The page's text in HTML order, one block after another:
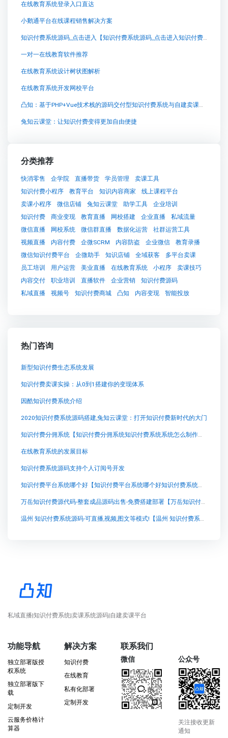
在线教育系统登录入口直达
小鹅通平台在线课程销售解决方案
知识付费系统源码_点击进入【知识付费系统源码_点击进入知识付费系统系统怎么制作，知识付费系统搭建使用教程】
一对一在线教育软件推荐
在线教育系统设计树状图解析
在线教育系统开发网校平台
凸知：基于PHP+Vue技术栈的源码交付型知识付费系统与自建卖课平台方案
兔知云课堂：让知识付费变得更加自由便捷
分类推荐
快消零售 企学院 直播带货 学员管理
卖课工具
知识付费小程序
教育平台 知识内容商家
线上课程平台
卖课小程序
微信店铺 兔知云课堂 助学工具
企业培训
知识付费
商业变现 教育直播 网校搭建 企业直播
私域流量
微信直播
网校系统 微信群直播 数据化运营
社群运营工具
视频直播
内容付费 企微SCRM 内容防盗 企业微信
教育录播
微信知识付费平台
企微助手 知识店铺 全域获客
多平台卖课
员工培训
用户运营 美业直播 在线教育系统 小程序
卖课技巧
内容交付
职业培训 直播软件 企业营销
知识付费源码
私域直播
视频号 知识付费商城 凸知 内容变现 智能投放
热门咨询
新型知识付费生态系统发展
知识付费卖课实操：从0到1搭建你的变现体系
因酷知识付费系统介绍
2020知识付费系统源码搭建,兔知云课堂：打开知识付费新时代的大门
知识付费分佣系统【知识付费分佣系统知识付费系统系统怎么制作，知识付费系统搭建使用教程】
在线教育系统的发展目标
知识付费系统源码支持个人订阅号开发
知识付费平台系统哪个好【知识付费平台系统哪个好知识付费系统系统怎么制作，知识付费系统搭建使用教程】
万岳知识付费源代码-整套成品源码出售-免费搭建部署【万岳知识付费源代码-整套成品源码出售-免费搭建部署知识付费系统系统怎么制作，知识付费系统搭建使用教程】
温州 知识付费系统源码-可直播,视频,图文等模式!【温州 知识付费系统源码-可直播,视频,图文等模式!知识付费系统系统怎么制作，知识付费系统搭建使用教程】
私域直播|知识付费系统|卖课系统源码|自建卖课平台
功能导航
独立部署版授
权系统
独立部署版下
载
定制开发
云服务价格计
算器
解决方案
知识付费
在线教育
私有化部署
定制开发
联系我们
微信 公众号
关注接收更新
通知